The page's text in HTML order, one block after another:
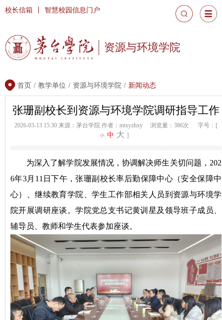
资源与环境学院
校长信箱 智慧校园信息门户
首页 / 教学单位 / 资源与环境学院 / 新闻动态
张珊副校长到资源与环境学院调研指导工作
2026-03-13 15:30 来源：茅台学院 作者：mtxyzhxy 浏览量：386次 字号：[
小 中 大 ]
为深入了解学院发展情况，协调解决师生关切问题，202
6年3月11日下午，张珊副校长率后勤保障中心（安全保障中
心）、继续教育学院、学生工作部相关人员到资源与环境学
院开展调研座谈。学院党总支书记黄训星及领导班子成员、
辅导员、教师和学生代表参加座谈。